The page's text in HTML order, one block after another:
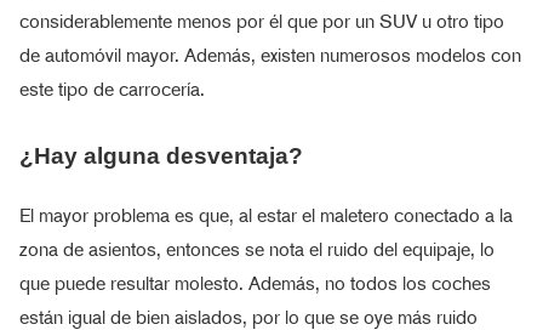
considerablemente menos por él que por un SUV u otro tipo
de automóvil mayor. Además, existen numerosos modelos con
este tipo de carrocería.
¿Hay alguna desventaja?
El mayor problema es que, al estar el maletero conectado a la
zona de asientos, entonces se nota el ruido del equipaje, lo
que puede resultar molesto. Además, no todos los coches
están igual de bien aislados, por lo que se oye más ruido